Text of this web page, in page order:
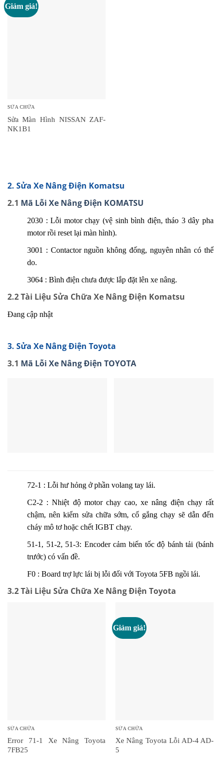
Giảm giá!
SỬA CHỮA
Sửa Màn Hình NISSAN ZAF-
NK1B1
2. Sửa Xe Nâng Điện Komatsu
2.1 Mã Lỗi Xe Nâng Điện KOMATSU
2030 : Lỗi motor chạy (vệ sinh bình điện, tháo 3 dây pha
motor rồi reset lại màn hình).
3001 : Contactor nguồn không đống, nguyên nhân có thể
do.
3064 : Bình điện chưa được lắp đặt lên xe nâng.
2.2 Tài Liệu Sửa Chữa Xe Nâng Điện Komatsu
Đang cập nhật
3. Sửa Xe Nâng Điện Toyota
3.1 Mã Lỗi Xe Nâng Điện TOYOTA
72-1 : Lỗi hư hỏng ở phần volang tay lái.
C2-2 : Nhiệt độ motor chạy cao, xe nâng điện chạy rất
chậm, nên kiểm sửa chữa sớm, cố gắng chạy sẽ dẫn đến
cháy mô tơ hoặc chết IGBT chạy.
51-1, 51-2, 51-3: Encoder cảm biến tốc độ bánh tải (bánh
trước) có vấn đề.
F0 : Board trợ lực lái bị lỗi đối với Toyota 5FB ngồi lái.
3.2 Tài Liệu Sửa Chữa Xe Nâng Điện Toyota
SỬA CHỮA
Error 71-1 Xe Nâng Toyota
7FB25
Giảm giá!
SỬA CHỮA
Xe Nâng Toyota Lỗi AD-4 AD-
5